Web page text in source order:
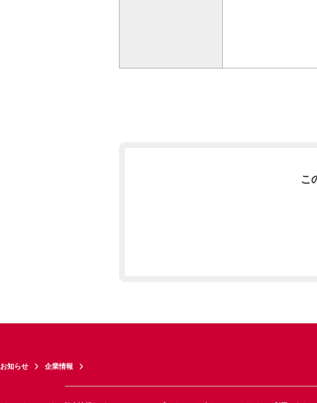
こ
お知らせ 企業情報